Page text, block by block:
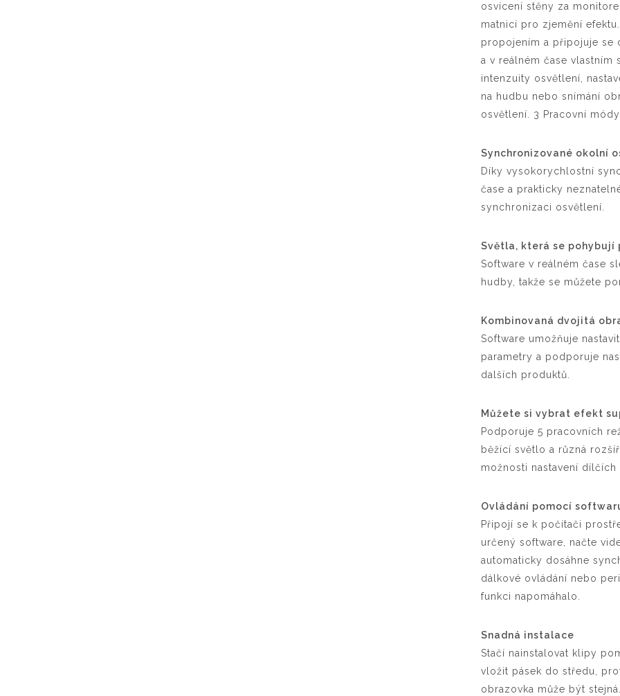
osvícení stěny za
matnicí pro zjemění
propojením a připojuje se
a v reálném čase vlastním
intenzuity osvětlení,
na hudbu nebo snímání
osvětlení. 3 Pracovní
Synchronizované okolní
Díky vysokorychlostní
čase a prakticky
synchronizaci osvětlení.
Světla, která se pohybují
Software v reálném čase
hudby, takže se můžete
Kombinovaná dvojitá
Software umožňuje
parametry a podporuje
dalších produktů.
Můžete si vybrat efekt
Podporuje 5 pracovních
běžící světlo a různá
možnosti nastavení dílčích
Ovládání pomocí
Připojí se k počítači
určený software, načte
automaticky dosáhne
dálkové ovládání nebo
funkci napomáhalo.
Snadná instalace
Stačí nainstalovat klipy
vložit pásek do středu,
obrazovka může být stejná.